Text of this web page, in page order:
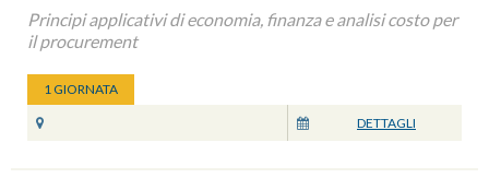
Principi applicativi di economia, finanza e analisi costo per
il procurement
1 GIORNATA
DETTAGLI